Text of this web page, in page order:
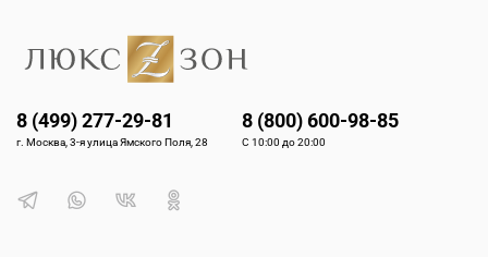
8 (499) 277-29-81
г. Москва, 3-я улица Ямского Поля, 28
8 (800) 600-98-85
С 10:00 до 20:00